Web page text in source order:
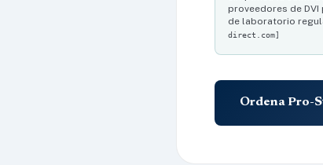
proveedores de
de laboratorio
direct.com]
Ordena Pro-